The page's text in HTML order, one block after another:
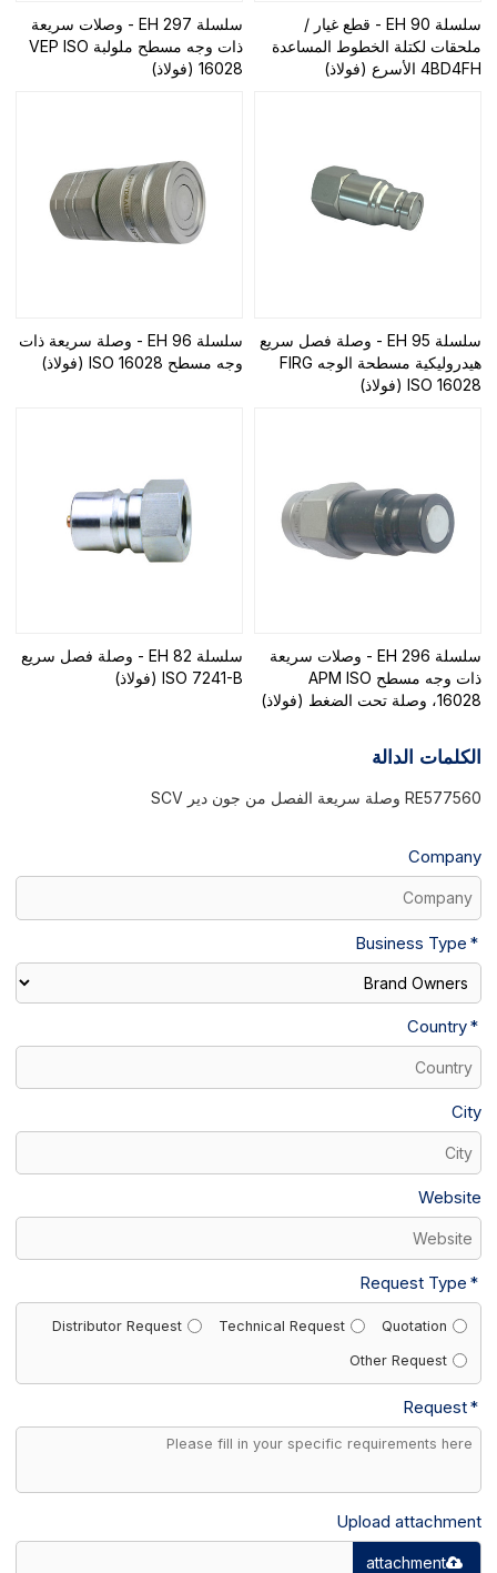
سلسلة EH 90 - قطع غيار /
ملحقات لكتلة الخطوط المساعدة
4BD4FH الأسرع (فولاذ)
سلسلة EH 297 - وصلات سريعة
ذات وجه مسطح ملولبة VEP ISO
16028 (فولاذ)
سلسلة EH 95 - وصلة فصل سريع
هيدروليكية مسطحة الوجه FIRG
ISO 16028 (فولاذ)
سلسلة EH 96 - وصلة سريعة ذات
وجه مسطح ISO 16028 (فولاذ)
سلسلة EH 296 - وصلات سريعة
ذات وجه مسطح APM ISO
16028، وصلة تحت الضغط (فولاذ)
سلسلة EH 82 - وصلة فصل سريع
ISO 7241-B (فولاذ)
الكلمات الدالة
RE577560 وصلة سريعة الفصل من جون دير SCV
Company
Business Type
Country
City
Website
Request Type
Quotation
Technical Request
Distributor Request
Other Request
Request
Upload attachment
attachment